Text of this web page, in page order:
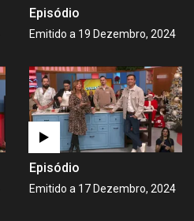
Episódio
Emitido a 19 Dezembro, 2024
Episódio
Emitido a 17 Dezembro, 2024